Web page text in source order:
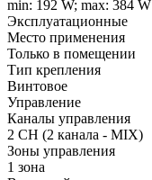
min: 192 W; max: 384 W
Эксплуатационные
Место применения
Только в помещении
Тип крепления
Винтовое
Управление
Каналы управления
2 CH (2 канала - MIX)
Зоны управления
1 зона